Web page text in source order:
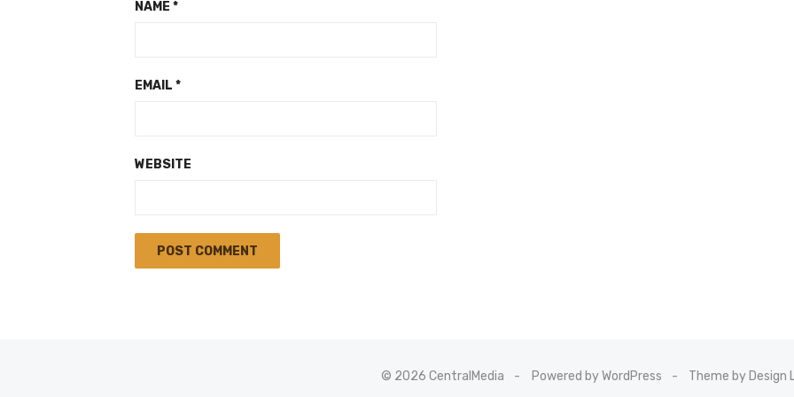
NAME *
EMAIL *
WEBSITE
© 2026 CentralMedia Powered by WordPress Theme by Design